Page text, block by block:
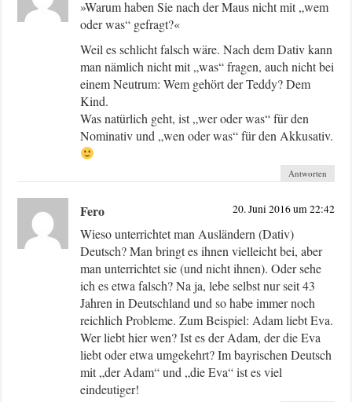
»Warum haben Sie nach der Maus nicht mit „wem
oder was“ gefragt?«
Weil es schlicht falsch wäre. Nach dem Dativ kann
man nämlich nicht mit „was“ fragen, auch nicht bei
einem Neutrum: Wem gehört der Teddy? Dem
Kind.
Was natürlich geht, ist „wer oder was“ für den
Nominativ und „wen oder was“ für den Akkusativ.
Antworten
Fero 20. Juni 2016 um 22:42
Wieso unterrichtet man Ausländern (Dativ)
Deutsch? Man bringt es ihnen vielleicht bei, aber
man unterrichtet sie (und nicht ihnen). Oder sehe
ich es etwa falsch? Na ja, lebe selbst nur seit 43
Jahren in Deutschland und so habe immer noch
reichlich Probleme. Zum Beispiel: Adam liebt Eva.
Wer liebt hier wen? Ist es der Adam, der die Eva
liebt oder etwa umgekehrt? Im bayrischen Deutsch
mit „der Adam“ und „die Eva“ ist es viel
eindeutiger!